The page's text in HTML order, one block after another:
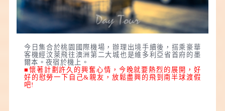
今日集合於桃園國際機場，辦理出境手續後，搭乘豪華
客機經汶萊飛往澳洲第二大城也是維多利亞省首府的墨
爾本。夜宿於機上。
■懷著計劃許久的興奮心情，今晚就要熱烈的展開，好
好的慰勞一下自己&親友，放鬆盡興的飛到南半球渡假
吧!